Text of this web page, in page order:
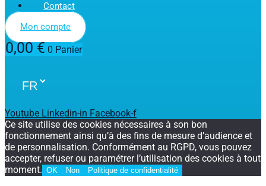
Contact
Mon compte
0,00€ 0 Panier
Youtube Linkedin-in Facebook-f
Ce site utilise des cookies nécessaires à son bon
fonctionnement ainsi qu’à des fins de mesure d’audience et
de personnalisation. Conformément au RGPD, vous pouvez
accepter, refuser ou paramétrer l’utilisation des cookies à tout
moment. OK Non Politique de confidentialité